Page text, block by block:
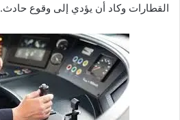
القطارات وكاد أن يؤدي إلى وقوع حادث.